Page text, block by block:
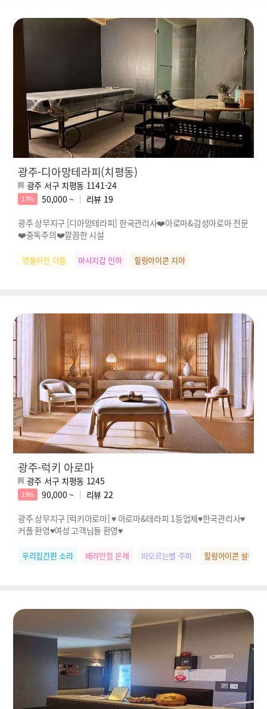
광주-디아망테라피(치평동)
광주 서구 치평동 1141-24
17% 50,000 ~ 리뷰 19
광주 상무지구 [디아망테라피] 한국관리사❤️아로마&감성아로마 전문
❤️중독주의❤️깔끔한 시설
명불허전 아름 마사지갑 인하 힐링아이콘 지아
광주-럭키 아로마
광주 서구 치평동 1245
19% 90,000 ~ 리뷰 22
광주 상무지구 [럭키아로마] ♥ 아로마&테라피 1등업체♥한국관리사♥
커플 환영♥여성 고객님들 환영♥
우리집간판 소라 배려만점 은채 떠오르는별 주희 힐링아이콘 설하